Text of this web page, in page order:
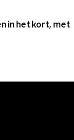
in het kort, met